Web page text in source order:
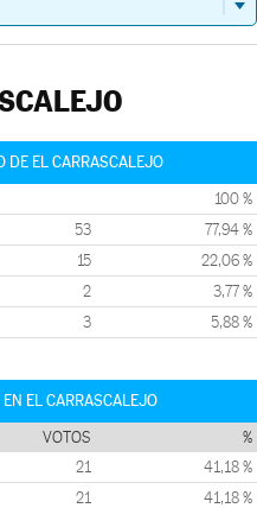
DE EL CARRASCALEJO
100 %
53 77,94 %
15 22,06 %
2 3,77 %
3 5,88 %
EL CARRASCALEJO
VOTOS %
21 41,18 %
21 41,18 %